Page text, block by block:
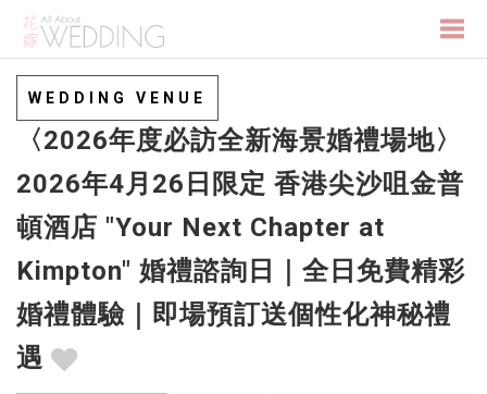
WEDDING VENUE
〈2026年度必訪全新海景婚禮場地〉
2026年4月26日限定 香港尖沙咀金普
頓酒店 "Your Next Chapter at
Kimpton" 婚禮諮詢日｜全日免費精彩
婚禮體驗｜即場預訂送個性化神秘禮
遇